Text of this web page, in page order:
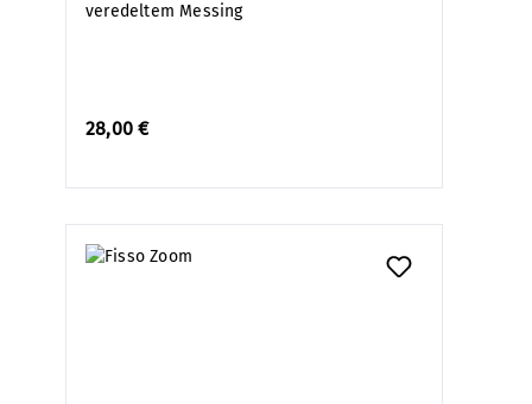
veredeltem Messing
28,00 €